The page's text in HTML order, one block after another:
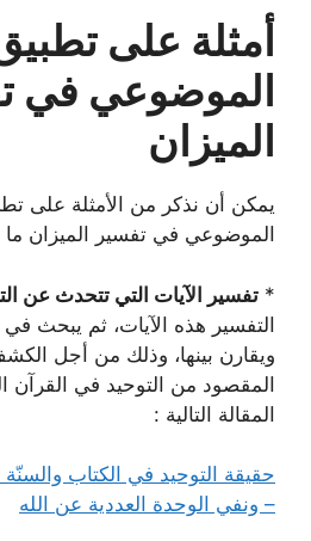
أمثلة على
الموضوعي في
الميزان
يمكن أن نذكر من الأمثلة على
الموضوعي في تفسير الميزان ما
* تفسير الآيات التي تتحدث عن
التفسير هذه الآيات، ثم يبحث في
ويقارن بينها، وذلك من أجل
المقصود من التوحيد في القرآن
المقالة التالية :
حقيقة التوحيد في الكتاب والسنّة
– ونفي الوحدة العددية عن الله